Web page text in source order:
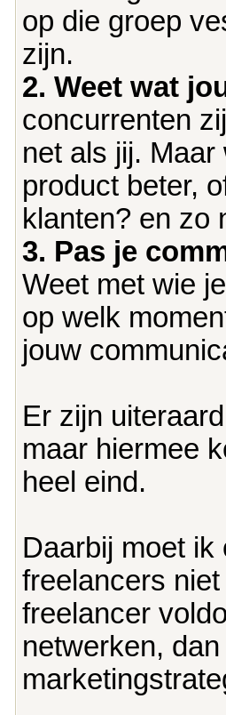
op die groep
zijn.
2. Weet wat
concurrenten
net als jij.
product beter,
klanten? en zo
3. Pas je
Weet met wie
op welk
jouw
Er zijn
maar hiermee
heel eind.
Daarbij moet
freelancers
freelancer
netwerken,